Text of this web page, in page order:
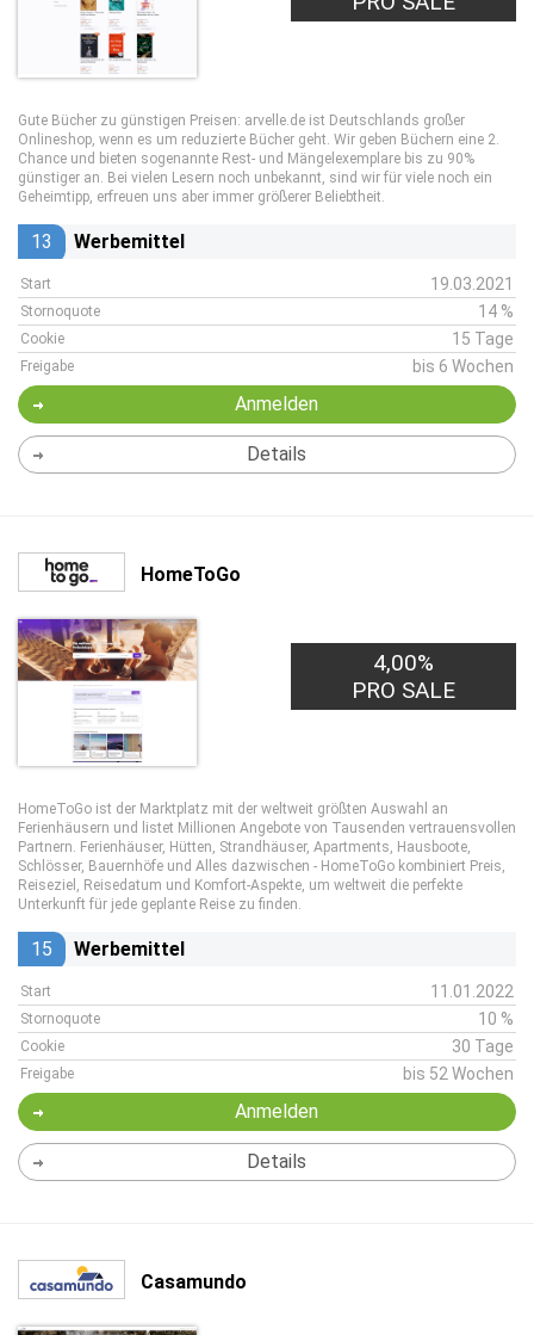
Gute Bücher zu günstigen Preisen: arvelle.de ist Deutschlands großer
Onlineshop, wenn es um reduzierte Bücher geht. Wir geben Büchern eine 2.
Chance und bieten sogenannte Rest- und Mängelexemplare bis zu 90%
günstiger an. Bei vielen Lesern noch unbekannt, sind wir für viele noch ein
Geheimtipp, erfreuen uns aber immer größerer Beliebtheit.
13 Werbemittel
Start 19.03.2021
Stornoquote 14 %
Cookie 15 Tage
Freigabe bis 6 Wochen
Anmelden
Details
HomeToGo
4,00%
PRO SALE
HomeToGo ist der Marktplatz mit der weltweit größten Auswahl an
Ferienhäusern und listet Millionen Angebote von Tausenden vertrauensvollen
Partnern. Ferienhäuser, Hütten, Strandhäuser, Apartments, Hausboote,
Schlösser, Bauernhöfe und Alles dazwischen - HomeToGo kombiniert Preis,
Reiseziel, Reisedatum und Komfort-Aspekte, um weltweit die perfekte
Unterkunft für jede geplante Reise zu finden.
15 Werbemittel
Start 11.01.2022
Stornoquote 10 %
Cookie 30 Tage
Freigabe bis 52 Wochen
Anmelden
Details
Casamundo